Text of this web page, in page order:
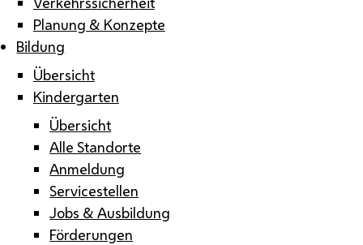
Planung & Konzepte
Bildung
Übersicht
Kindergarten
Übersicht
Alle Standorte
Anmeldung
Servicestellen
Jobs & Ausbildung
Förderungen